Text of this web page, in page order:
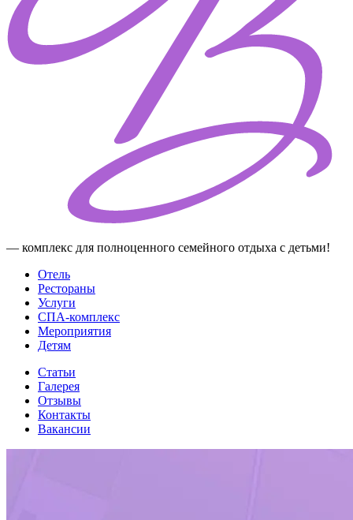
— комплекс для полноценного семейного отдыха с детьми!
Отель
Рестораны
Услуги
СПА-комплекс
Мероприятия
Детям
Статьи
Галерея
Отзывы
Контакты
Вакансии